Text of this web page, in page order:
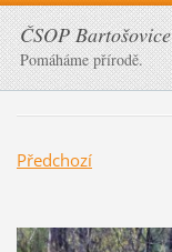
ČSOP Bartošovice
Pomáháme přírodě.
Předchozí